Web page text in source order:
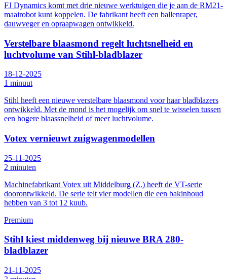
FJ Dynamics komt met drie nieuwe werktuigen die je aan de RM21-
maairobot kunt koppelen. De fabrikant heeft een ballenraper,
dauwveger en opraapwagen ontwikkeld.
Verstelbare blaasmond regelt luchtsnelheid en
luchtvolume van Stihl-bladblazer
18-12-2025
1 minuut
Stihl heeft een nieuwe verstelbare blaasmond voor haar bladblazers
ontwikkeld. Met de mond is het mogelijk om snel te wisselen tussen
een hogere blaassnelheid of meer luchtvolume.
Votex vernieuwt zuigwagenmodellen
25-11-2025
2 minuten
Machinefabrikant Votex uit Middelburg (Z.) heeft de VT-serie
doorontwikkeld. De serie telt vier modellen die een bakinhoud
hebben van 3 tot 12 kuub.
Premium
Stihl kiest middenweg bij nieuwe BRA 280-
bladblazer
21-11-2025